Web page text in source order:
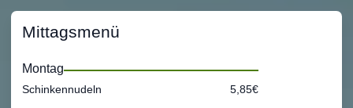
Mittagsmenü
Montag
Schinkennudeln 5,85€